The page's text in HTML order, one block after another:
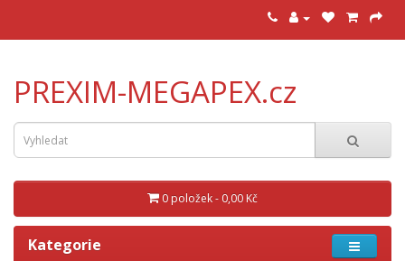
PREXIM-MEGAPEX.cz
0 položek - 0,00 Kč
Kategorie